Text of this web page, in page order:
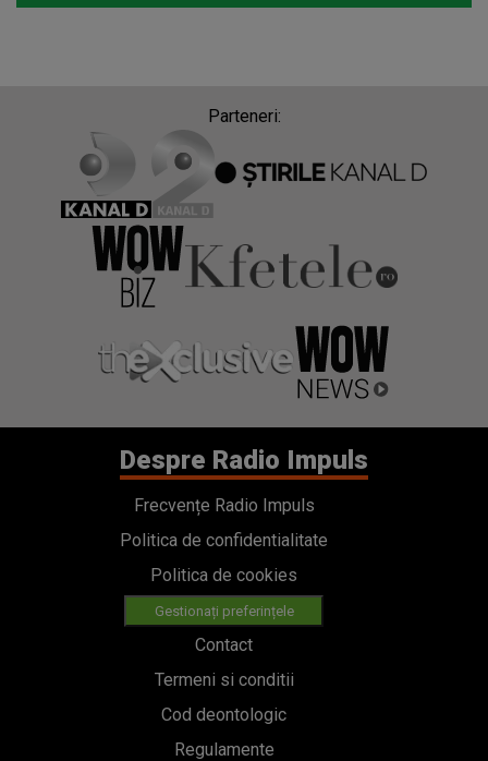
Parteneri:
Despre Radio Impuls
Frecvențe Radio Impuls
Politica de confidentialitate
Politica de cookies
Gestionați preferințele
Contact
Termeni si conditii
Cod deontologic
Regulamente